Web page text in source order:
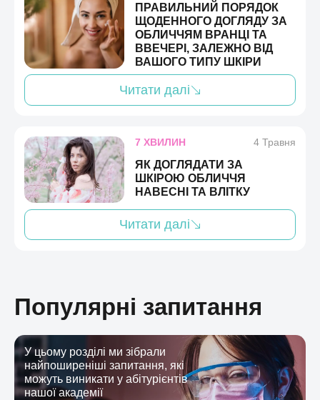
ПРАВИЛЬНИЙ ПОРЯДОК
ЩОДЕННОГО ДОГЛЯДУ ЗА
ОБЛИЧЧЯМ ВРАНЦІ ТА
ВВЕЧЕРІ, ЗАЛЕЖНО ВІД
ВАШОГО ТИПУ ШКІРИ
Читати далі
7 ХВИЛИН 4 Травня
ЯК ДОГЛЯДАТИ ЗА
ШКІРОЮ ОБЛИЧЧЯ
НАВЕСНІ ТА ВЛІТКУ
Читати далі
Популярні запитання
У цьому розділі ми зібрали
найпоширеніші запитання, які
можуть виникати у абітурієнтів
нашої академії